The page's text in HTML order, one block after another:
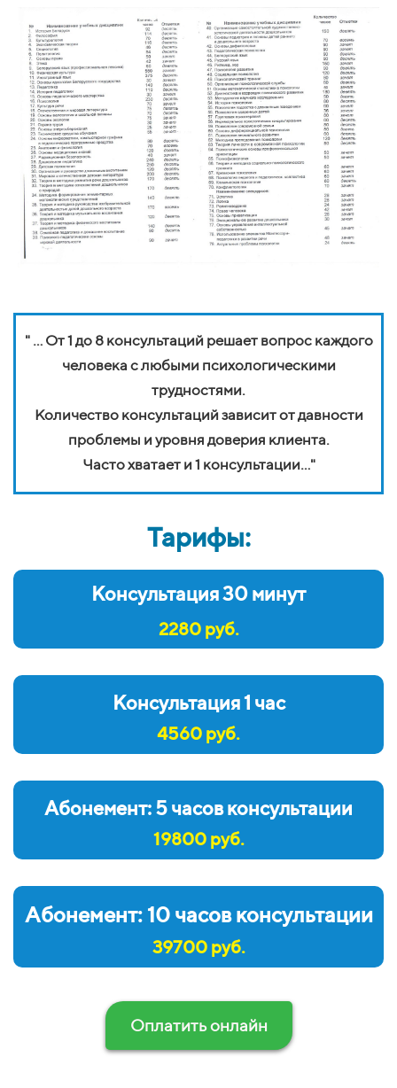
" ... От 1 до 8 консультаций решает вопрос каждого
человека с любыми психологическими
трудностями.
Количество консультаций зависит от давности
проблемы и уровня доверия клиента.
Часто хватает и 1 консультации..."
Тарифы:
Консультация 30 минут
2280 руб.
Консультация 1 час
4560 руб.
Абонемент: 5 часов консультации
19800 руб.
Абонемент: 10 часов консультации
39700 руб.
Оплатить онлайн